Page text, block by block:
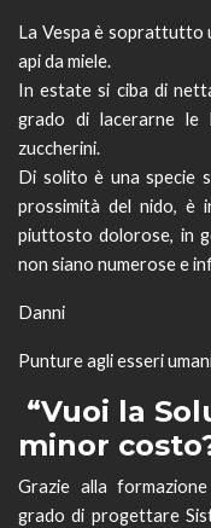
La Vespa è soprattutto
api da miele.
In estate si ciba di
grado di lacerarne le
zuccherini.
Di solito è una specie
prossimità del nido, è
piuttosto dolorose, in
non siano numerose e
Danni
Punture agli esseri
“Vuoi la
minor
Grazie alla
grado di progettare